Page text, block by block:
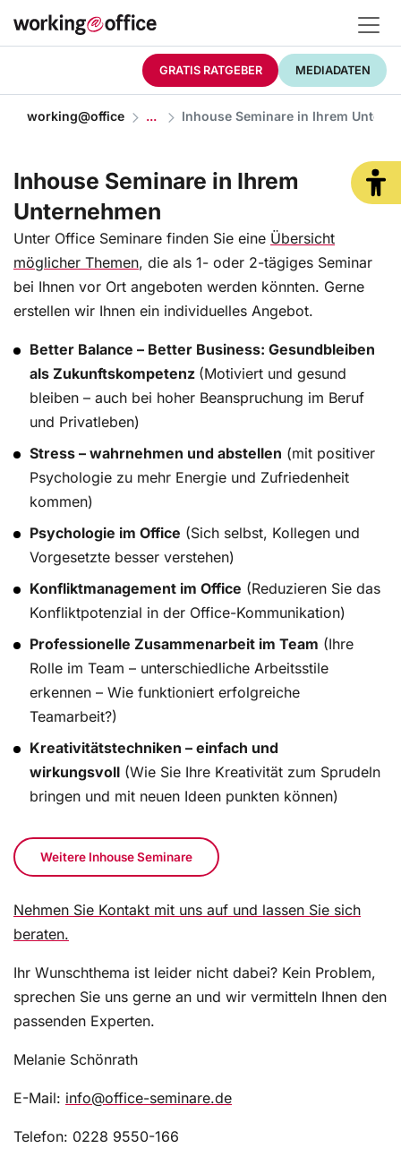
GRATIS RATGEBER MEDIADATEN
working@office Inhouse Seminare in Ihrem
Inhouse Seminare in Ihrem
Unternehmen
Unter Office Seminare finden Sie eine Übersicht
möglicher Themen, die als 1- oder 2-tägiges Seminar
bei Ihnen vor Ort angeboten werden könnten. Gerne
erstellen wir Ihnen ein individuelles Angebot.
Better Balance – Better Business: Gesundbleiben
als Zukunftskompetenz (Motiviert und gesund
bleiben – auch bei hoher Beanspruchung im Beruf
und Privatleben)
Stress – wahrnehmen und abstellen (mit positiver
Psychologie zu mehr Energie und Zufriedenheit
kommen)
Psychologie im Office (Sich selbst, Kollegen und
Vorgesetzte besser verstehen)
Konfliktmanagement im Office (Reduzieren Sie das
Konfliktpotenzial in der Office-Kommunikation)
Professionelle Zusammenarbeit im Team (Ihre
Rolle im Team – unterschiedliche Arbeitsstile
erkennen – Wie funktioniert erfolgreiche
Teamarbeit?)
Kreativitätstechniken – einfach und
wirkungsvoll (Wie Sie Ihre Kreativität zum Sprudeln
bringen und mit neuen Ideen punkten können)
Weitere Inhouse Seminare
Nehmen Sie Kontakt mit uns auf und lassen Sie sich
beraten.
Ihr Wunschthema ist leider nicht dabei? Kein Problem,
sprechen Sie uns gerne an und wir vermitteln Ihnen den
passenden Experten.
Melanie Schönrath
E-Mail: info@office-seminare.de
Telefon: 0228 9550-166